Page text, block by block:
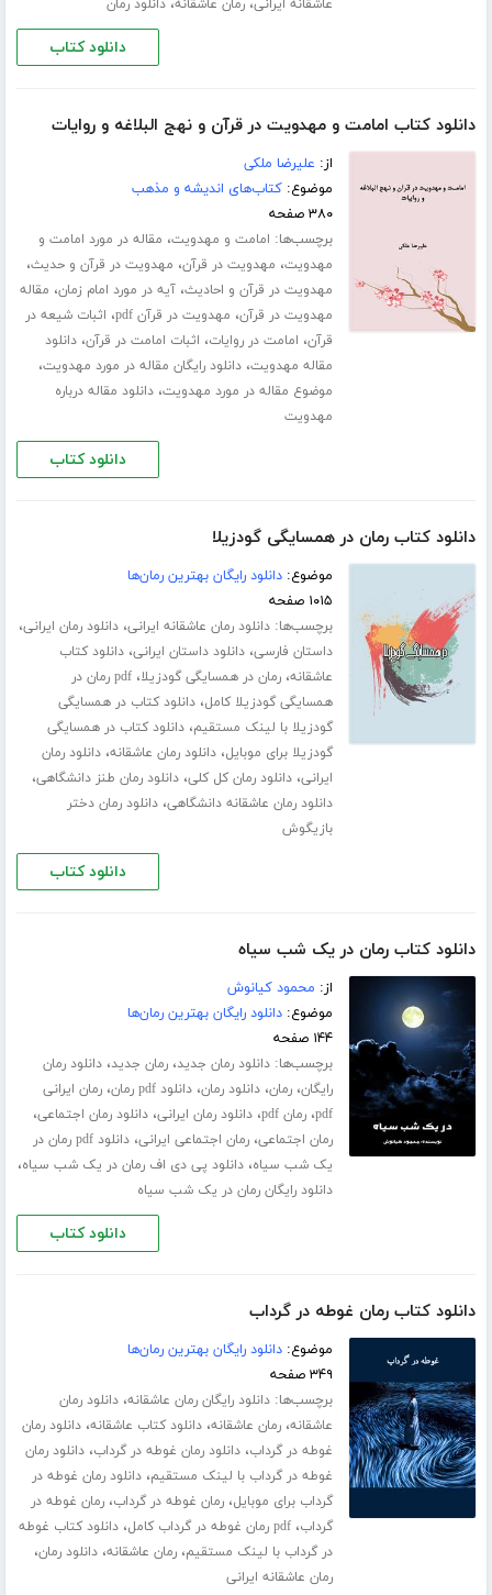
عاشقانه ایرانی،رمان عاشقانه،دانلود رمان
دانلود کتاب
دانلود کتاب امامت و مهدویت در قرآن و نهج البلاغه و روایات
از: علیرضا ملکی
موضوع:کتاب‌های اندیشه و مذهب
۳۸۰ صفحه
برچسب‌ها: امامت و مهدویت، مقاله در مورد امامت و
مهدویت، مهدویت در قرآن، مهدویت در قرآن و حدیث،
مهدویت در قرآن و احادیث،آیه در مورد امام زمان، مقاله
مهدویت در قرآن، مهدویت در قرآن pdf ، اثبات شیعه در
قرآن، امامت در روایات، اثبات امامت در قرآن،دانلود
مقاله مهدویت،دانلود رایگان مقاله در مورد مهدویت،
موضوع مقاله در مورد مهدویت،دانلود مقاله درباره
مهدویت
دانلود کتاب
دانلود کتاب رمان در همسایگی گودزیلا
موضوع:دانلود رایگان بهترین رمان‌ها
۱۰۱۵ صفحه
برچسب‌ها:دانلود رمان عاشقانه ایرانی،دانلود رمان ایرانی،
داستان فارسی،دانلود داستان ایرانی،دانلود کتاب
عاشقانه،رمان در همسایگی گودزیلا،
pdf رمان در
همسایگی گودزیلا کامل،دانلود کتاب در همسایگی
گودزیلا با لینک مستقیم،دانلود کتاب در همسایگی
گودزیلا برای موبایل،دانلود رمان عاشقانه،دانلود رمان
ایرانی،دانلود رمان کل کلی،دانلود رمان طنز دانشگاهی،
دانلود رمان عاشقانه دانشگاهی،دانلود رمان دختر
بازیگوش
دانلود کتاب
دانلود کتاب رمان در یک شب سیاه
از: محمود کیانوش
موضوع:دانلود رایگان بهترین رمان‌ها
۱۴۴ صفحه
برچسب‌ها:دانلود رمان جدید،رمان جدید،دانلود رمان
رایگان،رمان،دانلود رمان،دانلود pdf رمان ،رمان ایرانی
pdf،رمان pdf ،دانلود رمان ایرانی،دانلود رمان اجتماعی،
رمان اجتماعی،رمان اجتماعی ایرانی،
دانلود pdf رمان در
یک شب سیاه،دانلود پی دی اف رمان در یک شب سیاه،
دانلود رایگان رمان در یک شب سیاه
دانلود کتاب
دانلود کتاب رمان غوطه در گرداب
موضوع:دانلود رایگان بهترین رمان‌ها
۳۴۹ صفحه
برچسب‌ها:دانلود رایگان رمان عاشقانه،دانلود رمان
عاشقانه،رمان عاشقانه،دانلود کتاب عاشقانه،دانلود رمان
غوطه در گرداب،دانلود رمان غوطه در گرداب،دانلود رمان
غوطه در گرداب با لینک مستقیم،دانلود رمان غوطه در
گرداب برای موبایل،رمان غوطه در گرداب،رمان غوطه در
گرداب،pdf رمان غوطه در گرداب کامل ،دانلود کتاب غوطه
در گرداب با لینک مستقیم،رمان عاشقانه،دانلود رمان،
رمان عاشقانه ایرانی